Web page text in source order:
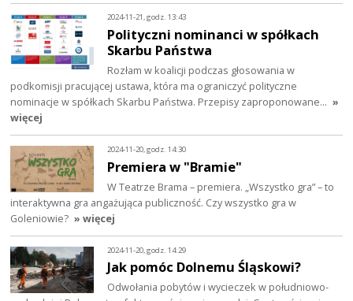
2024-11-21, godz. 13:43
Polityczni nominanci w spółkach
Skarbu Państwa
Rozłam w koalicji podczas głosowania w
podkomisji pracującej ustawa, która ma ograniczyć polityczne
nominacje w spółkach Skarbu Państwa. Przepisy zaproponowane… »
więcej
2024-11-20, godz. 14:30
Premiera w "Bramie"
W Teatrze Brama – premiera. „Wszystko gra” – to
interaktywna gra angażująca publiczność. Czy wszystko gra w
Goleniowie? » więcej
2024-11-20, godz. 14:29
Jak pomóc Dolnemu Śląskowi?
Odwołania pobytów i wycieczek w południowo-